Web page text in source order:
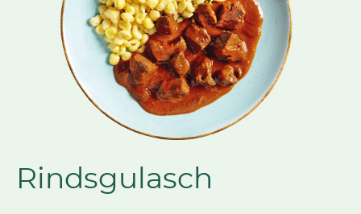
Rindsgulasch